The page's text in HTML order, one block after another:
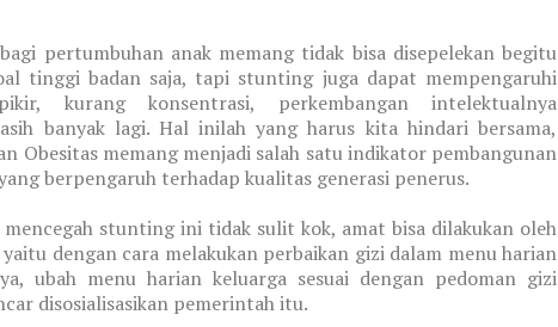
pertumbuhan anak memang tidak bisa disepelekan begitu
tinggi badan saja, tapi stunting juga dapat mempengaruhi
kurang konsentrasi, perkembangan intelektualnya
banyak lagi. Hal inilah yang harus kita hindari bersama,
Obesitas memang menjadi salah satu indikator pembangunan
berpengaruh terhadap kualitas generasi penerus.
stunting ini tidak sulit kok, amat bisa dilakukan oleh
dengan cara melakukan perbaikan gizi dalam menu harian
ubah menu harian keluarga sesuai dengan pedoman gizi
disosialisasikan pemerintah itu.